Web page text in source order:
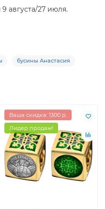
августа/27 июля.
бусины Анастасия
Ваша скидка: 1300 р.
Лидер продаж!